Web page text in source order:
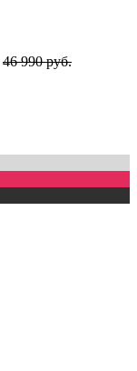
46 990 руб.